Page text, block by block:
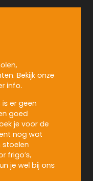
Bekijk onze
info.
er geen
goed
je voor de
nog wat
stoelen
frigo’s,
je wel bij ons